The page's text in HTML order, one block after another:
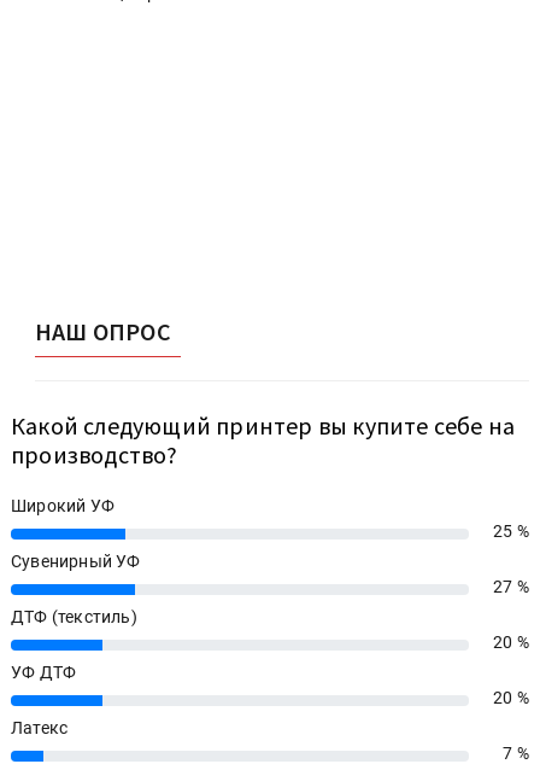
НАШ ОПРОС
Какой следующий принтер вы купите себе на
производство?
Широкий УФ
25%
25 %
Сувенирный УФ
27%
27 %
ДТФ (текстиль)
20%
20 %
УФ ДТФ
20%
20 %
Латекс
7%
7 %